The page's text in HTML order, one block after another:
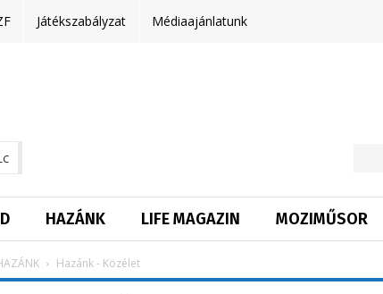
Játékszabályzat Médiaajánlatunk
HAZÁNK LIFE MAGAZIN MOZIMŰSOR
Hazánk - Közélet